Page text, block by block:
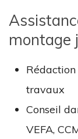
montage
travaux
Conseil
VEFA,